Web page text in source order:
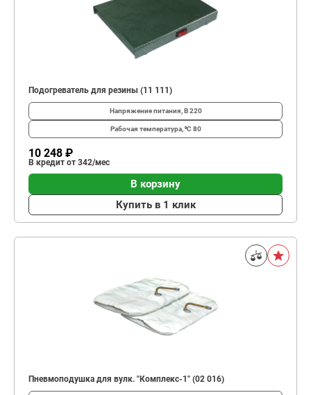
Подогреватель для резины (11 111)
Напряжение питания, В220
Рабочая температура, ⁰С 80
10 248 ₽
В кредит от 342/мес
В корзину
Купить в 1 клик
Пневмоподушка для вулк. "Комплекс-1" (02 016)